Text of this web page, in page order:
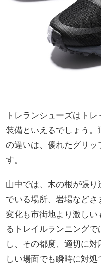
トレランシューズはト
装備といえるでしょう
の違いは、優れたグリッ
す。
山中では、木の根が張
でいる場所、岩場など
変化も市街地より激し
るトレイルランニング
し、その都度、適切に
しい場面でも瞬時に対